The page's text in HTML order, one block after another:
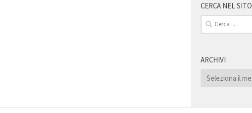
CERCA NEL SITO
Ricerca
per:
ARCHIVI
Archivi